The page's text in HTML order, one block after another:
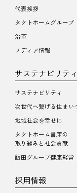
代表挨拶
タクトホームグループ
沿革
メディア情報
サステナビリティ
サステナビリティ
次世代へ繋げる住まい
地域社会を幸せに
タクトホーム書庫の
取り組みと社会貢献
飯田グループ健康経営
採用情報